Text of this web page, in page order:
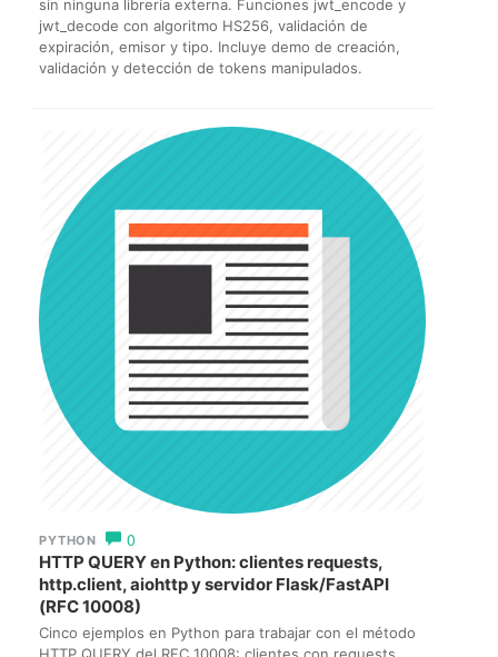
sin ninguna librería externa. Funciones jwt_encode y
jwt_decode con algoritmo HS256, validación de
expiración, emisor y tipo. Incluye demo de creación,
validación y detección de tokens manipulados.
PYTHON 0
HTTP QUERY en Python: clientes requests,
http.client, aiohttp y servidor Flask/FastAPI
(RFC 10008)
Cinco ejemplos en Python para trabajar con el método